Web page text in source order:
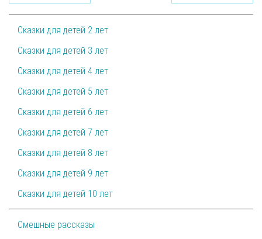
Сказки для детей 2 лет
Сказки для детей 3 лет
Сказки для детей 4 лет
Сказки для детей 5 лет
Сказки для детей 6 лет
Сказки для детей 7 лет
Сказки для детей 8 лет
Сказки для детей 9 лет
Сказки для детей 10 лет
Смешные рассказы